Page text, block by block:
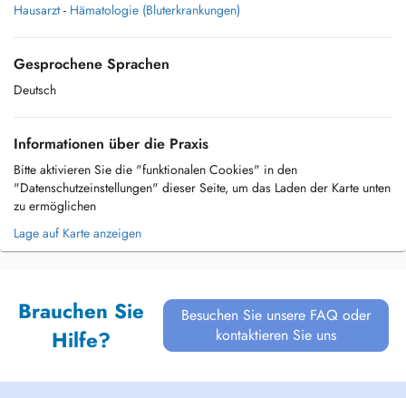
Hausarzt - Hämatologie (Bluterkrankungen)
Gesprochene Sprachen
Deutsch
Informationen über die Praxis
Bitte aktivieren Sie die "funktionalen Cookies" in den
"Datenschutzeinstellungen" dieser Seite, um das Laden der Karte unten
zu ermöglichen
Lage auf Karte anzeigen
Brauchen Sie
Hilfe?
Besuchen Sie unsere FAQ oder
kontaktieren Sie uns